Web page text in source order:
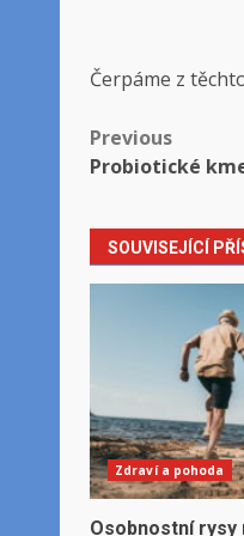
Čerpáme z
Post
Previous
Probiotické
SOUVISEJÍCÍ
Zdraví a pohoda
Osobnostní rysy